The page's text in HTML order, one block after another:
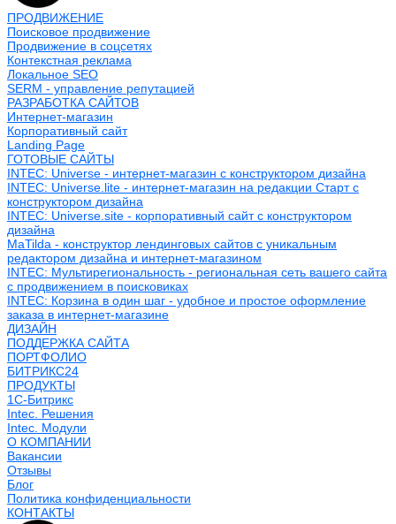
ПРОДВИЖЕНИЕ
Поисковое продвижение
Продвижение в соцсетях
Контекстная реклама
Локальное SEO
SERM - управление репутацией
РАЗРАБОТКА САЙТОВ
Интернет-магазин
Корпоративный сайт
Landing Page
ГОТОВЫЕ САЙТЫ
INTEC: Universe - интернет-магазин с конструктором дизайна
INTEC: Universe.lite - интернет-магазин на редакции Старт с
конструктором дизайна
INTEC: Universe.site - корпоративный сайт с конструктором
дизайна
MaTilda - конструктор лендинговых сайтов с уникальным
редактором дизайна и интернет-магазином
INTEC: Мультирегиональность - региональная сеть вашего сайта
с продвижением в поисковиках
INTEC: Корзина в один шаг - удобное и простое оформление
заказа в интернет-магазине
ДИЗАЙН
ПОДДЕРЖКА САЙТА
ПОРТФОЛИО
БИТРИКС24
ПРОДУКТЫ
1С-Битрикс
Intec. Решения
Intec. Модули
О КОМПАНИИ
Вакансии
Отзывы
Блог
Политика конфиденциальности
КОНТАКТЫ